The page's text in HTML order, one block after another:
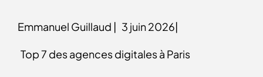
Emmanuel Guillaud | 3 juin 2026|
Top 7 des agences digitales à Paris